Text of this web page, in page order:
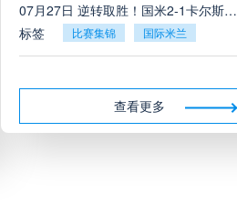
07月27日 逆转取胜！国米2-1卡尔斯鲁厄_全场录像回放
标签
比赛集锦 国际米兰
足球
查看更多